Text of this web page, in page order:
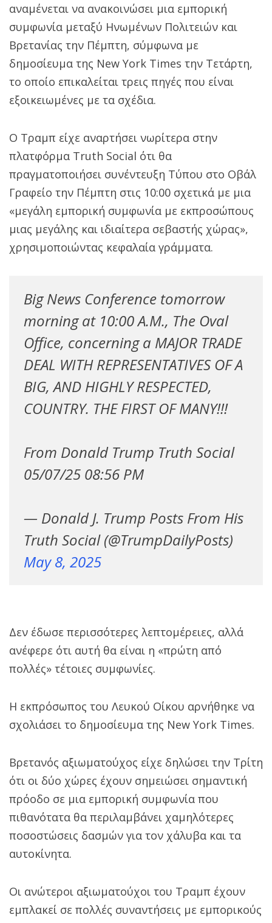
αναμένεται να ανακοινώσει μια εμπορική
συμφωνία μεταξύ Ηνωμένων Πολιτειών και
Βρετανίας την Πέμπτη, σύμφωνα με
δημοσίευμα της New York Times την Τετάρτη,
το οποίο επικαλείται τρεις πηγές που είναι
εξοικειωμένες με τα σχέδια.
Ο Τραμπ είχε αναρτήσει νωρίτερα στην
πλατφόρμα Truth Social ότι θα
πραγματοποιήσει συνέντευξη Τύπου στο Οβάλ
Γραφείο την Πέμπτη στις 10:00 σχετικά με μια
«μεγάλη εμπορική συμφωνία με εκπροσώπους
μιας μεγάλης και ιδιαίτερα σεβαστής χώρας»,
χρησιμοποιώντας κεφαλαία γράμματα.
Big News Conference tomorrow
morning at 10:00 A.M., The Oval
Office, concerning a MAJOR TRADE
DEAL WITH REPRESENTATIVES OF A
BIG, AND HIGHLY RESPECTED,
COUNTRY. THE FIRST OF MANY!!!
From Donald Trump Truth Social
05/07/25 08:56 PM
— Donald J. Trump Posts From His
Truth Social (@TrumpDailyPosts)
May 8, 2025
Δεν έδωσε περισσότερες λεπτομέρειες, αλλά
ανέφερε ότι αυτή θα είναι η «πρώτη από
πολλές» τέτοιες συμφωνίες.
Η εκπρόσωπος του Λευκού Οίκου αρνήθηκε να
σχολιάσει το δημοσίευμα της New York Times.
Βρετανός αξιωματούχος είχε δηλώσει την Τρίτη
ότι οι δύο χώρες έχουν σημειώσει σημαντική
πρόοδο σε μια εμπορική συμφωνία που
πιθανότατα θα περιλαμβάνει χαμηλότερες
ποσοστώσεις δασμών για τον χάλυβα και τα
αυτοκίνητα.
Οι ανώτεροι αξιωματούχοι του Τραμπ έχουν
εμπλακεί σε πολλές συναντήσεις με εμπορικούς